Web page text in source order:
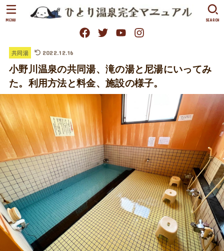
SEARCH
MENU
共同湯 2022.12.16
小野川温泉の共同湯、滝の湯と尼湯にいってみ
た。利用方法と料金、施設の様子。